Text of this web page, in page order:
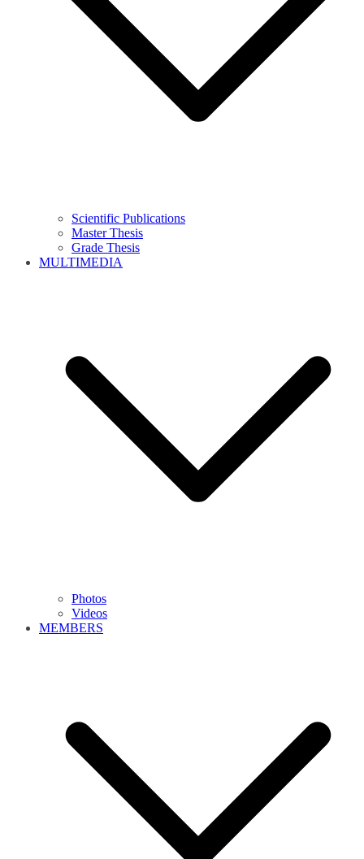
Scientific Publications
Master Thesis
Grade Thesis
MULTIMEDIA
Photos
Videos
MEMBERS